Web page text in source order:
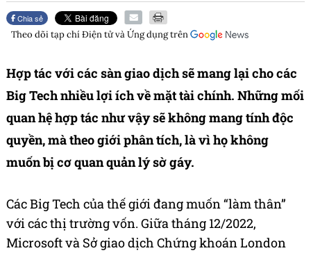
Chia sẻ
Theo dõi tạp chíĐiện tử và Ứng dụngtrên
Hợp tác với các sàn giao dịch sẽ mang lại cho các
Big Tech nhiều lợi ích về mặt tài chính. Những mối
quan hệ hợp tác như vậy sẽ không mang tính độc
quyền, mà theo giới phân tích, là vì họ không
muốn bị cơ quan quản lý sờ gáy.
Các Big Tech của thế giới đang muốn “làm thân”
với các thị trường vốn. Giữa tháng 12/2022,
Microsoft và Sở giao dịch Chứng khoán London